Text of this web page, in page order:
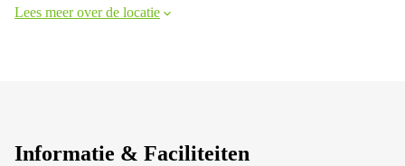
Lees meer over de locatie
Informatie & Faciliteiten